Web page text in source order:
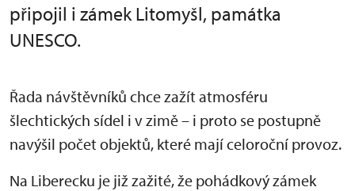
připojil i zámek Litomyšl, památka
UNESCO.
Řada návštěvníků chce zažít atmosféru
šlechtických sídel i v zimě – i proto se postupně
navýšil počet objektů, které mají celoroční provoz.
Na Liberecku je již zažité, že pohádkový zámek